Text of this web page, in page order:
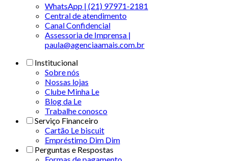
WhatsApp | (21) 97971-2181
Central de atendimento
Canal Confidencial
Assessoria de Imprensa |
paula@agenciaamais.com.br
Institucional
Sobre nós
Nossas lojas
Clube Minha Le
Blog da Le
Trabalhe conosco
Serviço Financeiro
Cartão Le biscuit
Empréstimo Dim Dim
Perguntas e Respostas